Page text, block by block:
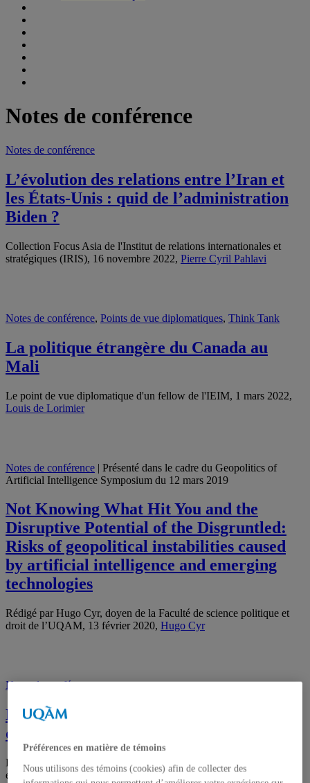
Notes de conférence
Notes de conférence
L’évolution des relations entre l’Iran et
les États-Unis : quid de l’administration
Biden ?
Collection Focus Asia de l'Institut de relations internationales et
stratégiques (IRIS), 16 novembre 2022, Pierre Cyril Pahlavi
Notes de conférence, Points de vue diplomatiques, Think Tank
La politique étrangère du Canada au
Mali
Le point de vue diplomatique d'un fellow de l'IEIM, 1 mars 2022,
Louis de Lorimier
Notes de conférence | Présenté dans le cadre du Geopolitics of
Artificial Intelligence Symposium du 12 mars 2019
Not Knowing What Hit You and the
Disruptive Potential of the Disgruntled:
Risks of geopolitical instabilities caused
by artificial intelligence and emerging
technologies
Rédigé par Hugo Cyr, doyen de la Faculté de science politique et
droit de l’UQAM, 13 février 2020, Hugo Cyr
Notes de conférence
Découvrez les points de vue sur le Liban
de Sami Aoun et Louis de Lorimier
Les textes sont inspirés de la conférence diplomatique « Le Liban :
enjeux politiques et internationaux » du 4 décembre dernier, 13
Préférences en matière de témoins
Nous utilisons des témoins (cookies) afin de collecter des